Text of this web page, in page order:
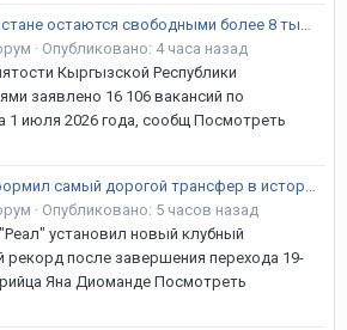
· Опубликовано: 4 часа назад
Кыргызской Республики
заявлено 16 106 вакансий по
1 июля 2026 года, сообщ Посмотреть
· Опубликовано: 5 часов назад
установил новый клубный
рекорд после завершения перехода 19-
Яна Диоманде Посмотреть